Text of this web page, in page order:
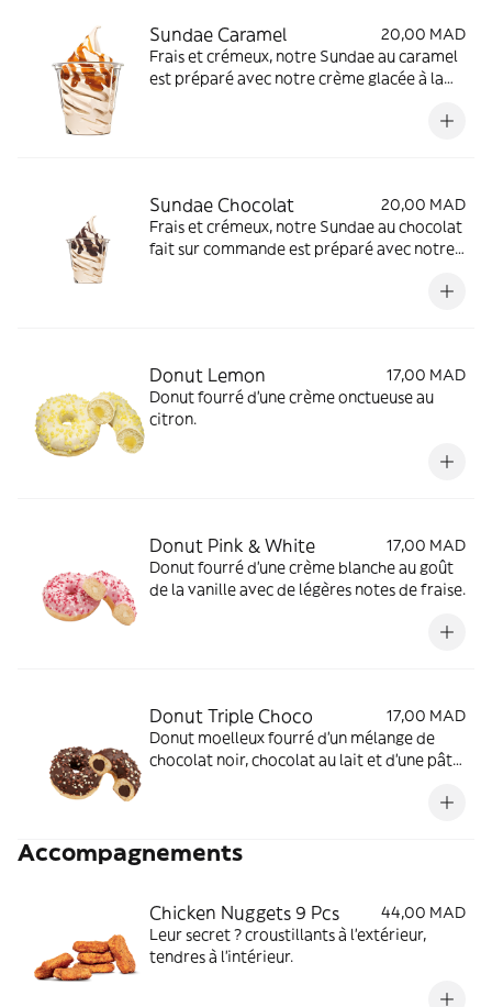
Sundae Caramel
20,00 MAD
Frais et crémeux, notre Sundae au caramel
est préparé avec notre crème glacée à la
Sundae Chocolat
20,00 MAD
Frais et crémeux, notre Sundae au chocolat
fait sur commande est préparé avec notre
couronné d'un délicieux coulis de chocolat.
Donut Lemon
17,00 MAD
Donut fourré d’une crème onctueuse au
citron.
Donut Pink & White
17,00 MAD
Donut fourré d’une crème blanche au goût
de la vanille avec de légères notes de fraise.
Donut Triple Choco
17,00 MAD
Donut moelleux fourré d’un mélange de
chocolat noir, chocolat au lait et d’une pâte
Accompagnements
Chicken Nuggets 9 Pcs
44,00 MAD
Leur secret ? croustillants à l'extérieur,
tendres à l'intérieur.